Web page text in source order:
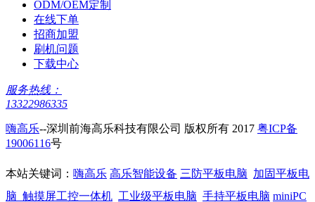
ODM/OEM定制
在线下单
招商加盟
刷机问题
下载中心
服务热线：
13322986335
嗨高乐--深圳前海高乐科技有限公司 版权所有 2017 粤ICP备
19006116号
本站关键词： 嗨高乐 高乐智能设备 三防平板电脑 加固平板电
脑 触摸屏工控一体机 工业级平板电脑 手持平板电脑 miniPC